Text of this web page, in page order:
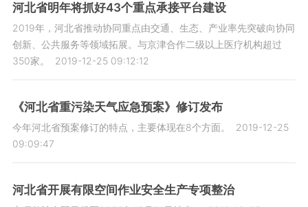
河北省明年将抓好43个重点承接平台建设
2019年，河北省推动协同重点由交通、生态、产业率先突破向协同
创新、公共服务等领域拓展。与京津合作二级以上医疗机构超过
350家。
2019-12-25 09:12:12
《河北省重污染天气应急预案》修订发布
今年河北省预案修订的特点，主要体现在8个方面。
2019-12-25
09:09:47
河北省开展有限空间作业安全生产专项整治